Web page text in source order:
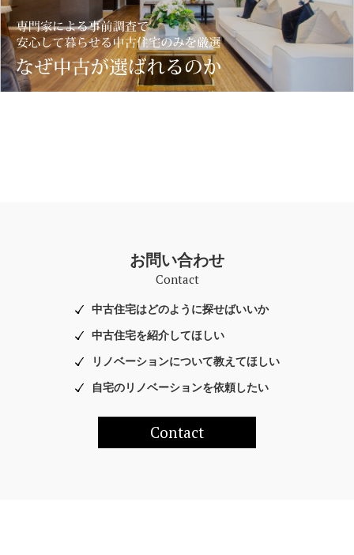
お問い合わせ
Contact
中古住宅はどのように探せばいいか
中古住宅を紹介してほしい
リノベーションについて教えてほしい
自宅のリノベーションを依頼したい
Contact